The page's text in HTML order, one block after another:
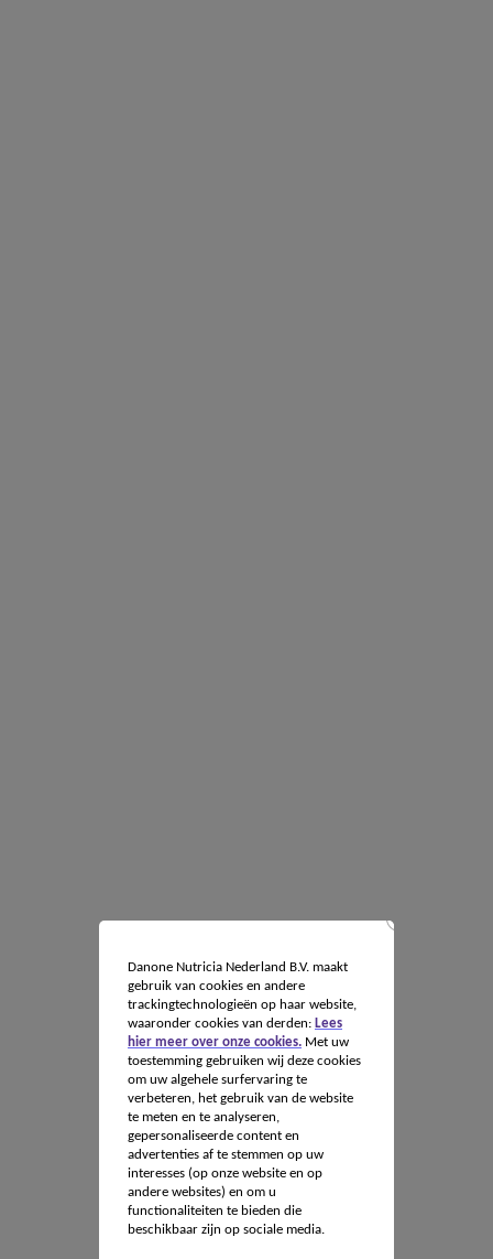
Danone Nutricia Nederland B.V. maakt
gebruik van cookies en andere
trackingtechnologieën op haar website,
waaronder cookies van derden: Lees
hier meer over onze cookies.Met uw
toestemming gebruiken wij deze cookies
om uw algehele surfervaring te
verbeteren, het gebruik van de website
te meten en te analyseren,
gepersonaliseerde content en
advertenties af te stemmen op uw
interesses (op onze website en op
andere websites) en om u
functionaliteiten te bieden die
beschikbaar zijn op sociale media.